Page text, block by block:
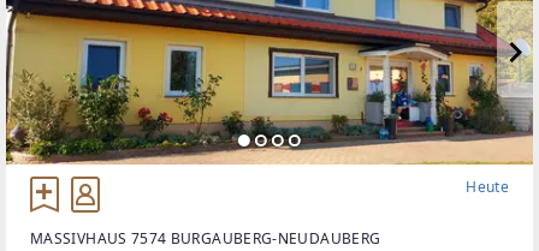
Heute
MASSIVHAUS 7574 BURGAUBERG-NEUDAUBERG